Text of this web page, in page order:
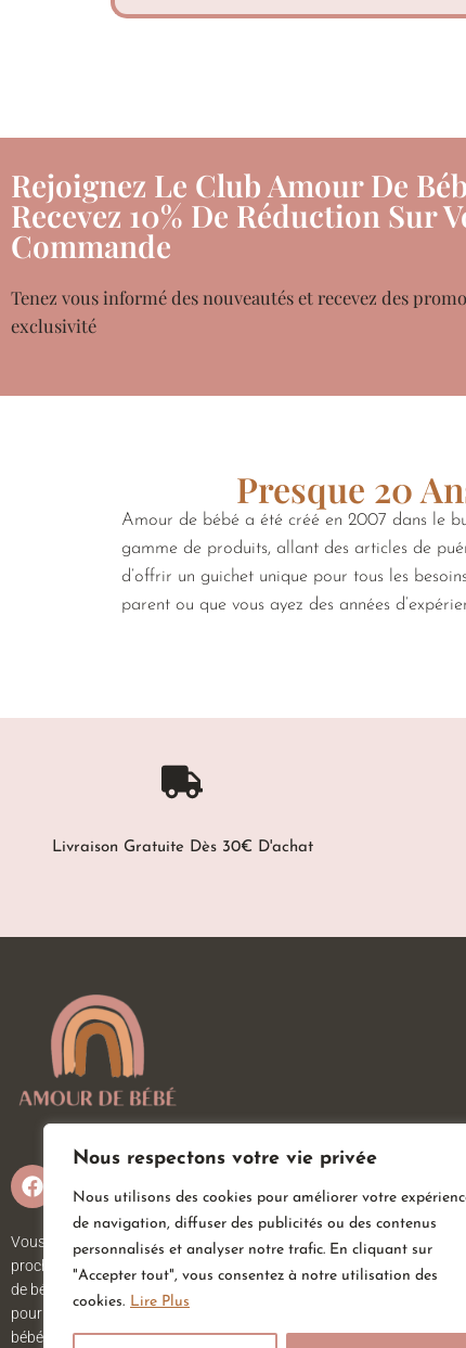
Nous respectons votre vie privée
Nous utilisons des cookies pour améliorer votre
de navigation, diffuser des publicités ou des contenus
personnalisés et analyser notre trafic. En cliquant sur
"Accepter tout", vous consentez à notre utilisation des
cookies. Lire Plus
Rejoignez Le Club Amour De
Recevez 10% De Réduction Sur
Commande
Tenez vous informé des nouveautés et recevez des
exclusivité
Presque 20
Amour de bébé a été créé en 2007 dans le
gamme de produits, allant des articles de
d’offrir un guichet unique pour tous les
parent ou que vous ayez des années
Livraison Gratuite Dès 30€ D'achat
Vous attendez un heureux événement ou vous ou vos
proches viennent d’accueillir un petit trésor ? Sur Amour
de bébé, vous trouverez tout ce dont vous avez besoin
pour votre bébé. Nous avons une large gamme d’articles
bébé au meilleur prix pour votre plus grand bonheur.